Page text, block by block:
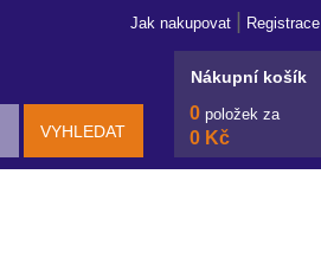
Jak nakupovat | Registrace
VYHLEDAT
Nákupní košík
0položek za
0 Kč